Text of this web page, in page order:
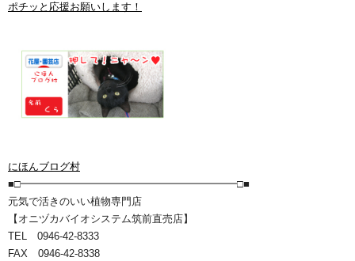
ポチッと応援お願いします！
にほんブログ村
■□━━━━━━━━━━━━━━━━━━━━━□■
元気で活きのいい植物専門店
【オニヅカバイオシステム筑前直売店】
TEL 0946-42-8333
FAX 0946-42-8338